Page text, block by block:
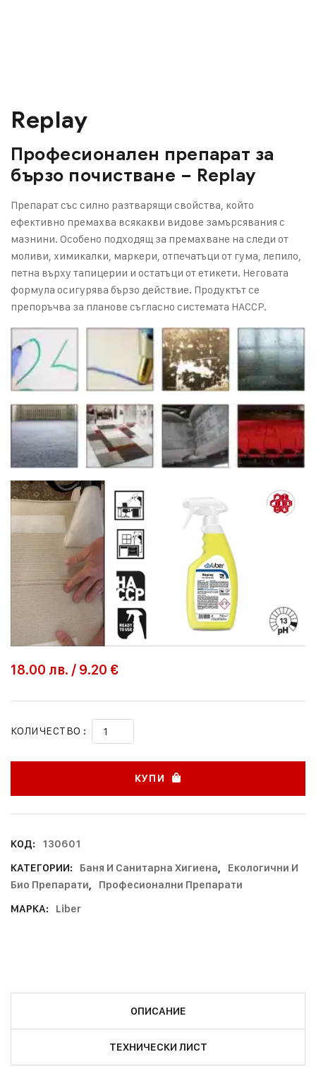
Replay
Професионален препарат за
бързо почистване – Replay
Препарат със силно разтварящи свойства, който
ефективно премахва всякакви видове замърсявания с
мазнини. Особено подходящ за премахване на следи от
моливи, химикалки, маркери, отпечатъци от гума, лепило,
петна върху тапицерии и остатъци от етикети. Неговата
формула осигурява бързо действие. Продуктът се
препоръчва за планове съгласно системата HACCP.
18.00 лв. / 9.20 €
КОЛИЧЕСТВО :
КУПИ
КОД:
130601
КАТЕГОРИИ:
Баня И Санитарна Хигиена
Екологични И
Био Препарати
Професионални Препарати
МАРКА:
Liber
ОПИСАНИЕ
ТЕХНИЧЕСКИ ЛИСТ